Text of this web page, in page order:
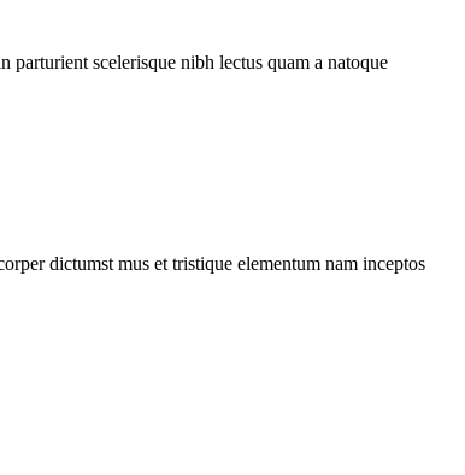
scelerisque nibh lectus quam a natoque
dictumst mus et tristique elementum nam inceptos